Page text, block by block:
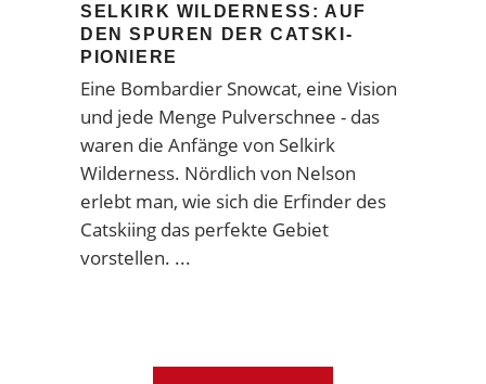
SELKIRK WILDERNESS: AUF
DEN SPUREN DER CATSKI-
PIONIERE
Eine Bombardier Snowcat, eine Vision
und jede Menge Pulverschnee - das
waren die Anfänge von Selkirk
Wilderness. Nördlich von Nelson
erlebt man, wie sich die Erfinder des
Catskiing das perfekte Gebiet
vorstellen.